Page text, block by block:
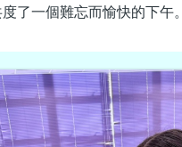
了一個難忘而愉快的下午。